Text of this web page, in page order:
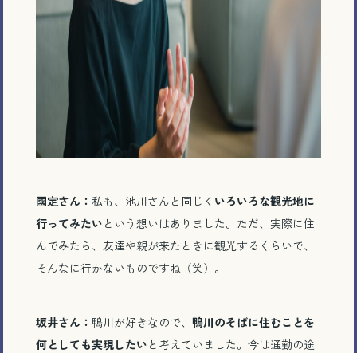
國定さん： 私も、池川さんと同じく いろいろな観光地に
行ってみたい という想いはありました。ただ、実際に住
んでみたら、友達や親が来たときに観光するくらいで、
そんなに行かないものですね（笑）。
坂井さん： 鴨川が好きなので、 鴨川のそばに住むことを
何としても実現したい と考えていました。今は通勤の途